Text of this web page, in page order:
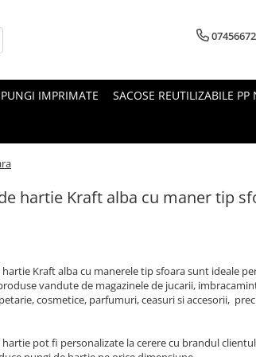
PUNGI IMPRIMATE SACOSE REUTILIZABILE PP
hartie Kraft alba cu maner tip
hartie Kraft alba cu manerele tip sfoara sunt ideale
vandute de magazinele de jucarii,
cosmetice, parfumuri, ceasuri si accesorii,
hartie pot fi personalizate la cerere cu brandul